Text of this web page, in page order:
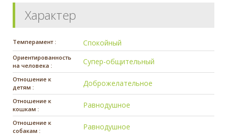
Характер
Темперамент : Спокойный
Ориентированность
на человека :
Супер-общительный
Отношение к
детям :
Доброжелательное
Отношение к
кошкам :
Равнодушное
Отношение к
собакам :
Равнодушное